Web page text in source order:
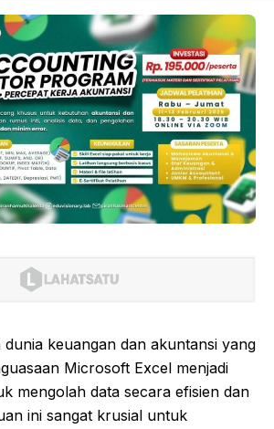
dunia keuangan dan akuntansi yang
Microsoft Excel menjadi
mengolah data secara efisien dan
ini sangat krusial untuk